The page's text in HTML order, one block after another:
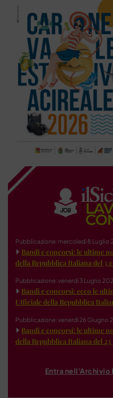
Pubblicazione: mercoledì 8 Luglio
Bandi e concorsi: le ultime
della Repubblica Italiana del 3
Pubblicazione: venerdì 3 Luglio
Bandi e concorsi: ecco le
Ufficiale della Repubblica
Pubblicazione: venerdì 26 Giugno
Bandi e concorsi: le ultime
della Repubblica Italiana del
Entra nell'Archivio